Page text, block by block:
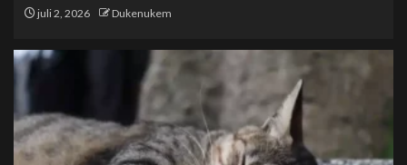
juli 2, 2026 Dukenukem